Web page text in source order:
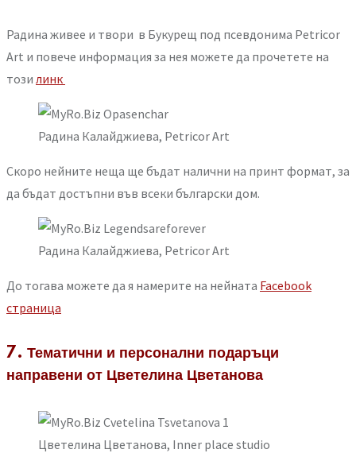
Радина живее и твори в Букурещ под псевдонима Petricor
Art и повече информация за нея можете да прочетете на
този линк
Радина Калайджиева, Petricor Art
Скоро нейните неща ще бъдат налични на принт формат, за
да бъдат достъпни във всеки български дом.
Радина Калайджиева, Petricor Art
До тогава можете да я намерите на нейната Facebook
страница
7. Тематични и персонални подаръци
направени от Цветелина Цветанова
Цветелина Цветанова, Inner place studio